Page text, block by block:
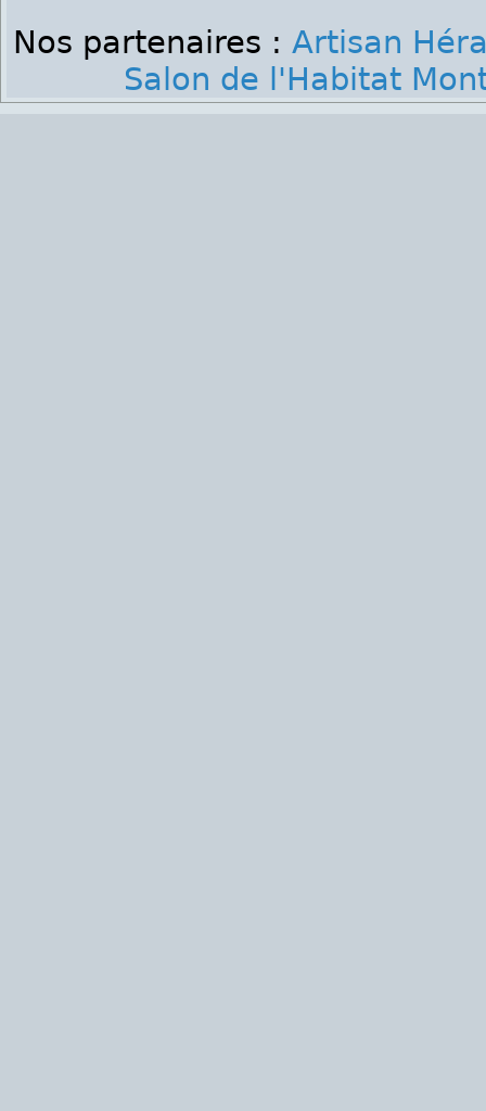
Nos partenaires : Artisan
Salon de l'Habitat